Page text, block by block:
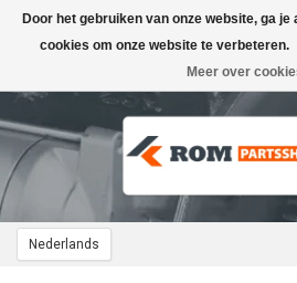
Nederlands
Toggle
navigation
Door het gebruiken van onze website, ga
cookies om onze website te verbeteren.
Meer over